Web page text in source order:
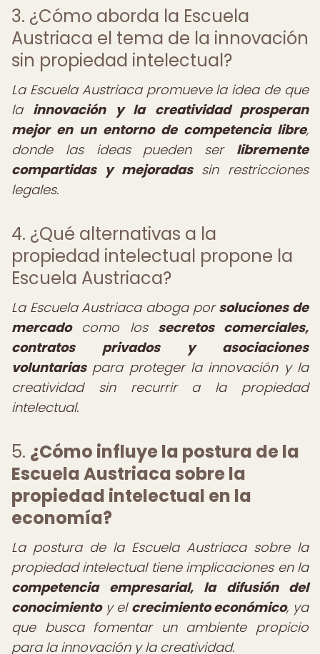
3. ¿Cómo aborda la Escuela
Austriaca el tema de la innovación
sin propiedad intelectual?
La Escuela Austriaca promueve la idea de que
la innovación y la creatividad prosperan
mejor en un entorno de competencia libre,
donde las ideas pueden ser libremente
compartidas y mejoradassin restricciones
legales.
4. ¿Qué alternativas a la
propiedad intelectual propone la
Escuela Austriaca?
La Escuela Austriaca aboga porsoluciones de
mercadocomo los secretos comerciales,
contratos privados y asociaciones
voluntariaspara proteger la innovación y la
creatividad sin recurrir a la propiedad
intelectual.
5. ¿Cómo influye la postura de la
Escuela Austriaca sobre la
propiedad intelectual en la
economía?
La postura de la Escuela Austriaca sobre la
propiedad intelectual tiene implicaciones en la
competencia empresarial, la difusión del
conocimientoy el crecimiento económico, ya
que busca fomentar un ambiente propicio
para la innovación y la creatividad.